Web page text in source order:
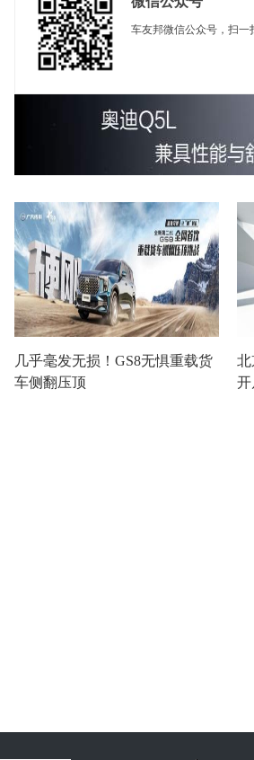
车友邦微信公众号，扫一
几乎毫发无损！GS8无惧重载货
车侧翻压顶
北
开